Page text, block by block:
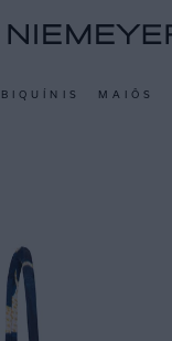
BIQUÍNIS MAIÔS